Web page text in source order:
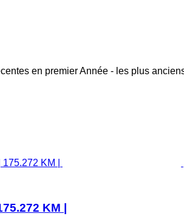
en premierAnnée - les plus
KM |